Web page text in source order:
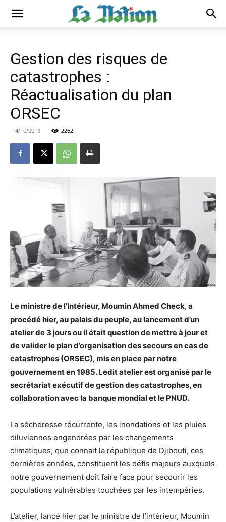
Gestion des risques de
catastrophes :
Réactualisation du plan
ORSEC
14/10/2019 2262
Le ministre de l’Intérieur, Moumin Ahmed Check, a
procédé hier, au palais du peuple, au lancement d’un
atelier de 3 jours ou il était question de mettre à jour et
de valider le plan d’organisation des secours en cas de
catastrophes (ORSEC), mis en place par notre
gouvernement en 1985. Ledit atelier est organisé par le
secrétariat exécutif de gestion des catastrophes, en
collaboration avec la banque mondial et le PNUD.
La sécheresse récurrente, les inondations et les pluies
diluviennes engendrées par les changements
climatiques, que connait la république de Djibouti, ces
dernières années, constituent les défis majeurs auxquels
notre gouvernement doit faire face pour secourir les
populations vulnérables touchées par les intempéries.
L’atelier, lancé hier par le ministre de l’intérieur, Moumin